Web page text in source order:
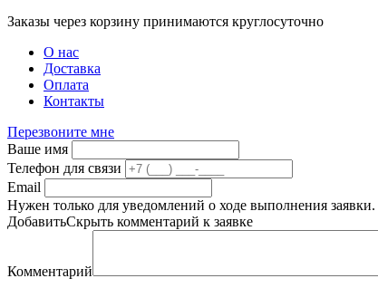
Заказы через корзину принимаются круглосуточно
О нас
Доставка
Оплата
Контакты
Перезвоните мне
Ваше имя
Телефон для связи
Email
Нужен только для уведомлений о ходе выполнения заявки.
ДобавитьСкрыть комментарий к заявке
Комментарий